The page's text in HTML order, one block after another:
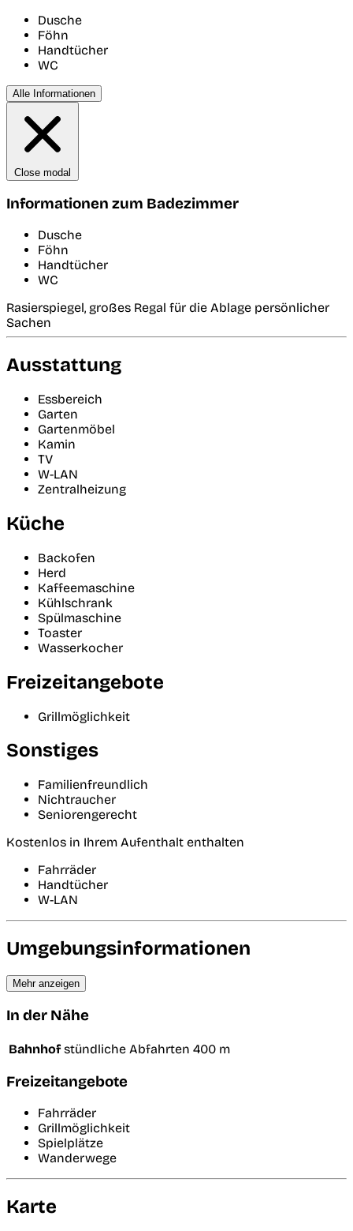
Dusche
Föhn
Handtücher
WC
Alle Informationen
Close modal
Informationen zum Badezimmer
Dusche
Föhn
Handtücher
WC
Rasierspiegel, großes Regal für die Ablage persönlicher
Sachen
Ausstattung
Essbereich
Garten
Gartenmöbel
Kamin
TV
W-LAN
Zentralheizung
Küche
Backofen
Herd
Kaffeemaschine
Kühlschrank
Spülmaschine
Toaster
Wasserkocher
Freizeitangebote
Grillmöglichkeit
Sonstiges
Familienfreundlich
Nichtraucher
Seniorengerecht
Kostenlos in Ihrem Aufenthalt enthalten
Fahrräder
Handtücher
W-LAN
Umgebungsinformationen
Mehr anzeigen
In der Nähe
Bahnhof stündliche Abfahrten 400 m
Freizeitangebote
Fahrräder
Grillmöglichkeit
Spielplätze
Wanderwege
Karte